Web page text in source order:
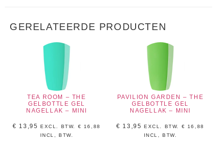
GERELATEERDE PRODUCTEN
TEA ROOM – THE
GELBOTTLE GEL
NAGELLAK – MINI
€ 13,95 EXCL. BTW. €
16,88
INCL, BTW.
PAVILION GARDEN – THE
GELBOTTLE GEL
NAGELLAK – MINI
€ 13,95 EXCL. BTW. €
16,88
INCL, BTW.